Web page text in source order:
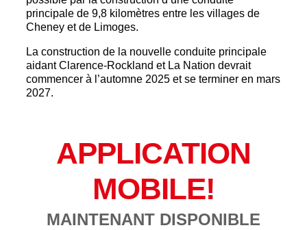
principale de 9,8 kilomètres entre les villages de
Cheney et de Limoges.
La construction de la nouvelle conduite principale
aidant Clarence-Rockland et La Nation devrait
commencer à l’automne 2025 et se terminer en mars
2027.
APPLICATION
MOBILE!
MAINTENANT DISPONIBLE